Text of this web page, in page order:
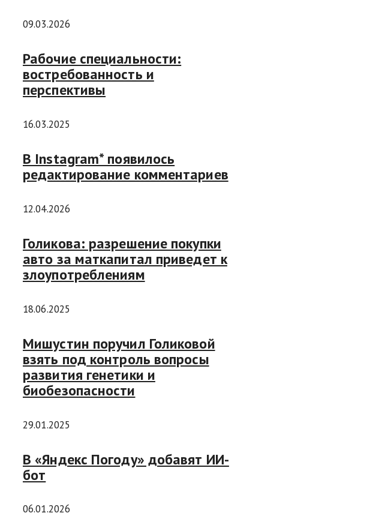
09.03.2026
Рабочие специальности:
востребованность и
перспективы
16.03.2025
В Instagram* появилось
редактирование комментариев
12.04.2026
Голикова: разрешение покупки
авто за маткапитал приведет к
злоупотреблениям
18.06.2025
Мишустин поручил Голиковой
взять под контроль вопросы
развития генетики и
биобезопасности
29.01.2025
В «Яндекс Погоду» добавят ИИ-
бот
06.01.2026